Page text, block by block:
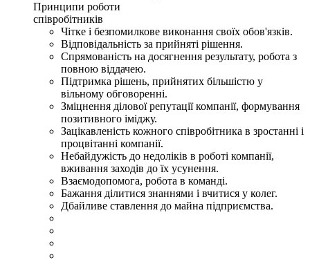
Принципи роботи
співробітників
Чітке і безпомилкове виконання своїх обов'язків.
Відповідальність за прийняті рішення.
Спрямованість на досягнення результату, робота з
повною віддачею.
Підтримка рішень, прийнятих більшістю у
вільному обговоренні.
Зміцнення ділової репутації компанії, формування
позитивного іміджу.
Зацікавленість кожного співробітника в зростанні і
процвітанні компанії.
Небайдужість до недоліків в роботі компанії,
вживання заходів до їх усунення.
Взаємодопомога, робота в команді.
Бажання ділитися знаннями і вчитися у колег.
Дбайливе ставлення до майна підприємства.